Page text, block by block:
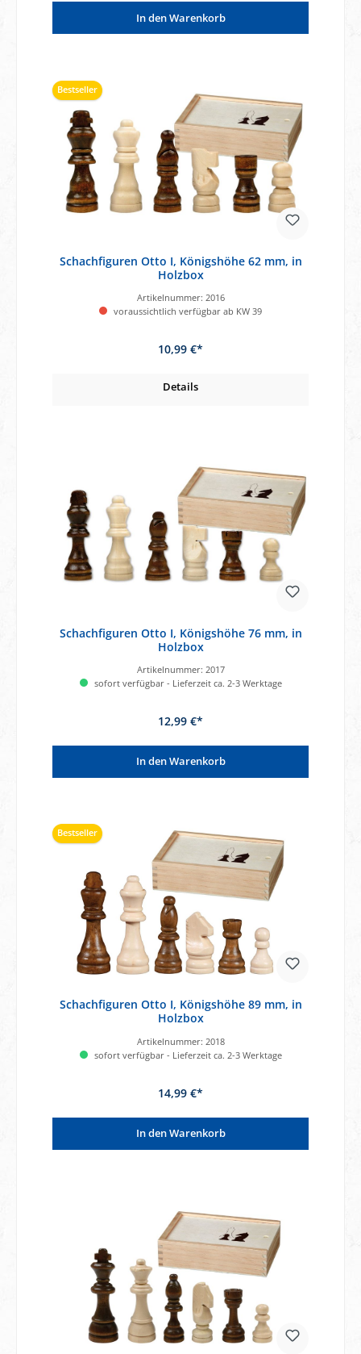
In den Warenkorb
Bestseller
Schachfiguren Otto I, Königshöhe 62 mm, in
Holzbox
Artikelnummer: 2016
voraussichtlich verfügbar ab KW 39
10,99 €*
Details
Schachfiguren Otto I, Königshöhe 76 mm, in
Holzbox
Artikelnummer: 2017
sofort verfügbar - Lieferzeit ca. 2-3 Werktage
12,99 €*
In den Warenkorb
Bestseller
Schachfiguren Otto I, Königshöhe 89 mm, in
Holzbox
Artikelnummer: 2018
sofort verfügbar - Lieferzeit ca. 2-3 Werktage
14,99 €*
In den Warenkorb